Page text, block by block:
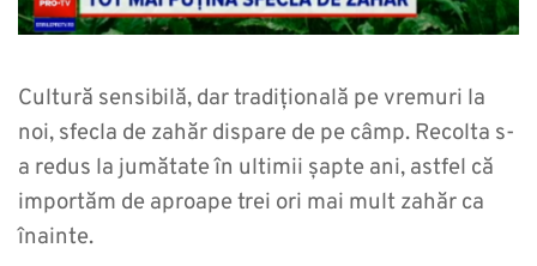
Cultură sensibilă, dar tradițională pe vremuri la
noi, sfecla de zahăr dispare de pe câmp. Recolta s-
a redus la jumătate în ultimii șapte ani, astfel că
importăm de aproape trei ori mai mult zahăr ca
înainte.